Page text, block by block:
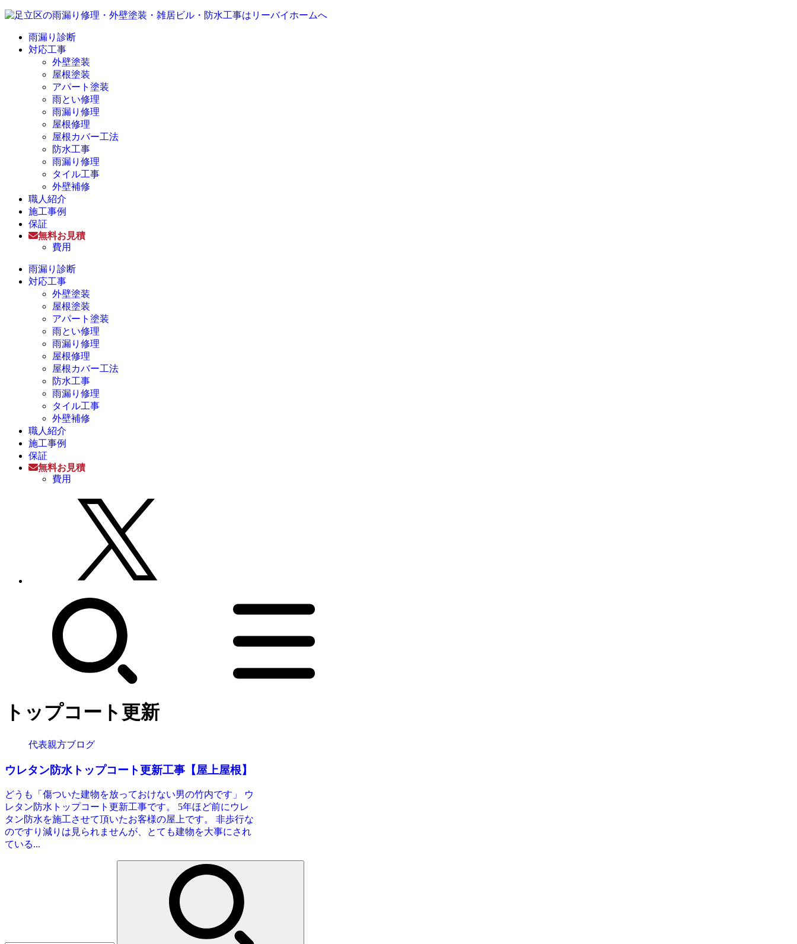
雨漏り診断
対応工事
外壁塗装
屋根塗装
アパート塗装
雨とい修理
雨漏り修理
屋根修理
屋根カバー工法
防水工事
雨漏り修理
タイル工事
外壁補修
職人紹介
施工事例
保証
無料お見積
費用
雨漏り診断
対応工事
外壁塗装
屋根塗装
アパート塗装
雨とい修理
雨漏り修理
屋根修理
屋根カバー工法
防水工事
雨漏り修理
タイル工事
外壁補修
職人紹介
施工事例
保証
無料お見積
費用
トップコート更新
代表親方ブログ
ウレタン防水トップコート更新工事【屋上屋根】
どうも「傷ついた建物を放っておけない男の竹内です」 ウ
レタン防水トップコート更新工事です。 5年ほど前にウレ
タン防水を施工させて頂いたお客様の屋上です。 非歩行な
のですり減りは見られませんが、とても建物を大事にされ
ている...